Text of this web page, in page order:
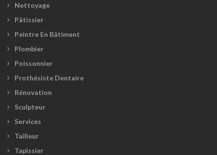
Nettoyage
Pâtissier
Peintre En Bâtiment
Plombier
Poissonnier
Prothésiste Dentaire
Rénovation
Sculpteur
Services
Tailleur
Tapissier